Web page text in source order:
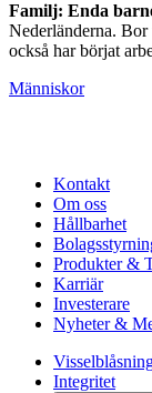
Familj: Enda
Nederländerna.
också har börjat
Människor
Kontakt
Om oss
Hållbarhet
Produkter &
Karriär
Investerare
Nyheter &
Integritet